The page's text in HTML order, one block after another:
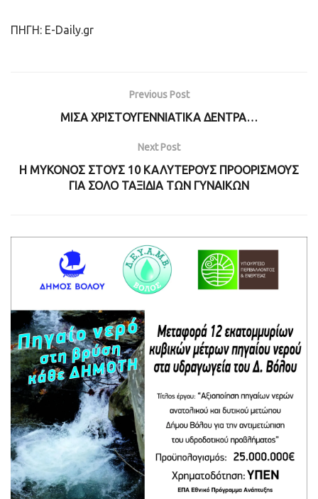
ΠΗΓΗ: E-Daily.gr
Previous Post
ΜΙΣΑ ΧΡΙΣΤΟΥΓΕΝΝΙΑΤΙΚΑ ΔΕΝΤΡΑ…
Next Post
Η ΜΥΚΟΝΟΣ ΣΤΟΥΣ 10 ΚΑΛΥΤΕΡΟΥΣ ΠΡΟΟΡΙΣΜΟΥΣ
ΓΙΑ ΣΟΛΟ ΤΑΞΙΔΙΑ ΤΩΝ ΓΥΝΑΙΚΩΝ